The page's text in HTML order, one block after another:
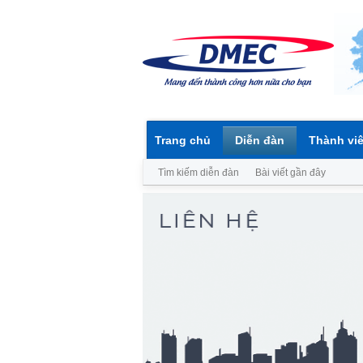
Trang chủ Diễn đàn
Tìm kiếm diễn đàn Bài viết gần đây
Thành